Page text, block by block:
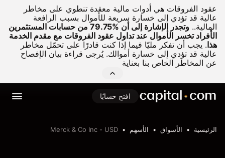
عقود الفروقات هي أدوات مالية معقدة تنطوي على مخاطر
عالية قد تؤدي إلى خسارة سريعة للأموال بسبب الرافعة
المالية..
وتجدر الإشارة إلى أن %79.75 من حسابات المستثمرين
الأفراد تخسر الأموال عند تداول عقود الفروقات مع مقدم الخدمة
هذا. يجب أن تفكر مليّا فيما إذا كنت قادرًا على تحمّل مخاطر
عالية قد تؤدي إلى خسارة أموالك. يُرجى قراءة بيان الإفصاح
عن المخاطر الخاص بنا بعناية
افتح حسابًا
الرئيسية الأسواق الأسهم Merck & Co Inc - USD